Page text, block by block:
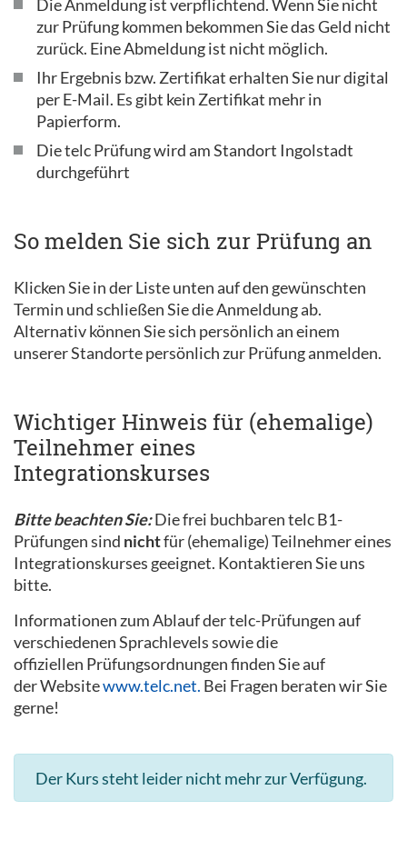
Die Anmeldung ist verpflichtend. Wenn Sie nicht
zur Prüfung kommen bekommen Sie das Geld nicht
zurück. Eine Abmeldung ist nicht möglich.
Ihr Ergebnis bzw. Zertifikat erhalten Sie nur digital
per E-Mail. Es gibt kein Zertifikat mehr in
Papierform.
Die telc Prüfung wird am Standort Ingolstadt
durchgeführt
So melden Sie sich zur Prüfung an
Klicken Sie in der Liste unten auf den gewünschten
Termin und schließen Sie die Anmeldung ab.
Alternativ können Sie sich persönlich an einem
unserer Standorte persönlich zur Prüfung anmelden.
Wichtiger Hinweis für (ehemalige)
Teilnehmer eines
Integrationskurses
Bitte beachten Sie:Die frei buchbaren telc B1-
Prüfungen sind nichtfür (ehemalige) Teilnehmer eines
Integrationskurses geeignet. Kontaktieren Sie uns
bitte.
Informationen zum Ablauf der telc-Prüfungen auf
verschiedenen Sprachlevels sowie die
offiziellen Prüfungsordnungen finden Sie auf
der Websitewww.telc.net. Bei Fragen beraten wir Sie
gerne!
Der Kurs steht leider nicht mehr zur Verfügung.